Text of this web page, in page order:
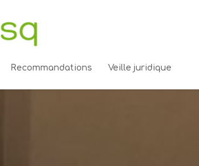
Recommandations Veille juridique